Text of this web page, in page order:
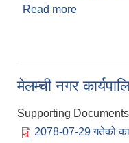
Read more
मेलम्ची नगर
Supporting
2078-07-29 गतेको